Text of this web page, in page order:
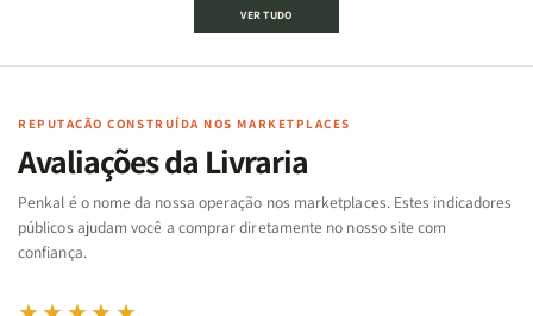
Cartas
Famílias
Bíblia
-
Penkal
Cartas
Famílias
da
Bíblia
-
Penkal
|
de
|
VER TUDO
REPUTAÇÃO CONSTRUÍDA NOS MARKETPLACES
Avaliações da Livraria
Penkal é o nome da nossa operação nos marketplaces. Estes indicadores
públicos ajudam você a comprar diretamente no nosso site com
confiança.